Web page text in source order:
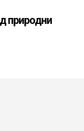
природни